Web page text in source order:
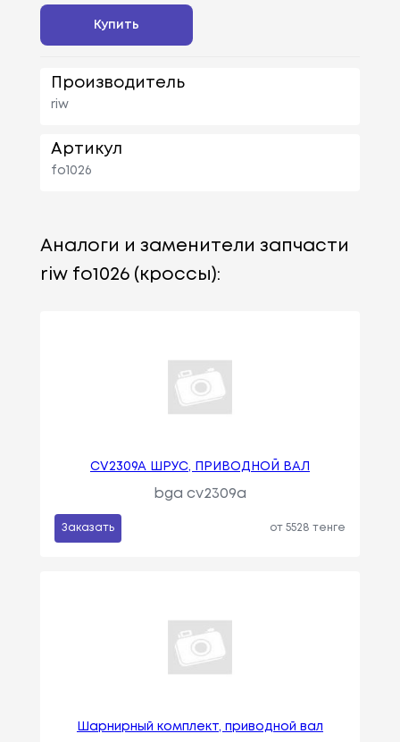
Купить
Производитель
riw
Артикул
fo1026
Аналоги и заменители запчасти
riw fo1026 (кроссы):
CV2309A ШРУС, ПРИВОДНОЙ ВАЛ
bga cv2309a
Заказать от 5528 тенге
Шарнирный комплект, приводной вал